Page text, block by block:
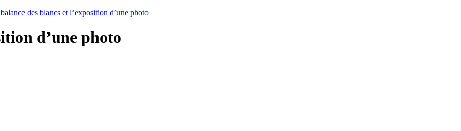
des blancs et l’exposition d’une photo
d’une photo